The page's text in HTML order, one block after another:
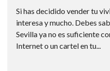
Si has decidido vender tu
interesa y mucho. Debes
Sevilla ya no es suficiente
Internet o un cartel en tu...